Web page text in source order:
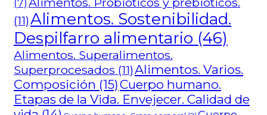
(7)
(11)Alimentos. Sostenibilidad.
Despilfarro alimentario (46)
Alimentos. Superalimentos.
Superprocesados (11)Alimentos. Varios.
Composición (15)Cuerpo humano.
Etapas de la Vida. Envejecer. Calidad de